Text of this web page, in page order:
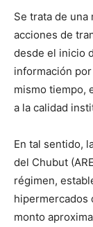
Se trata de una
acciones de
desde el inicio
información
mismo tiempo,
a la calidad
En tal sentido,
del Chubut
régimen,
hipermercados
monto